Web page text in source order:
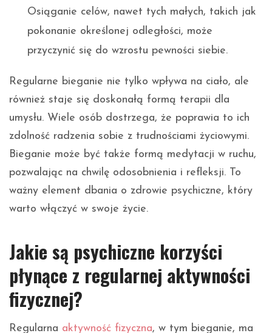
Osiąganie celów, nawet tych małych, takich jak
pokonanie określonej odległości, może
przyczynić się do wzrostu pewności siebie.
Regularne bieganie nie tylko wpływa na ciało, ale
również staje się doskonałą formą terapii dla
umysłu. Wiele osób dostrzega, że poprawia to ich
zdolność radzenia sobie z trudnościami życiowymi.
Bieganie może być także formą medytacji w ruchu,
pozwalając na chwilę odosobnienia i refleksji. To
ważny element dbania o zdrowie psychiczne, który
warto włączyć w swoje życie.
Jakie są psychiczne korzyści
płynące z regularnej aktywności
fizycznej?
Regularna aktywność fizyczna, w tym bieganie, ma